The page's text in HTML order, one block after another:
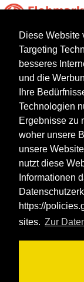
Diese Website
Targeting
besseres
und die
Ihre
Technologien
Ergebnisse zu
woher unsere
unsere
nutzt diese
Informationen
https://
sites. Zur